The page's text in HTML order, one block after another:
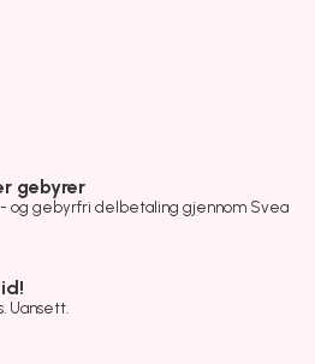
gebyrer
og gebyrfri delbetaling gjennom Svea
Uansett.